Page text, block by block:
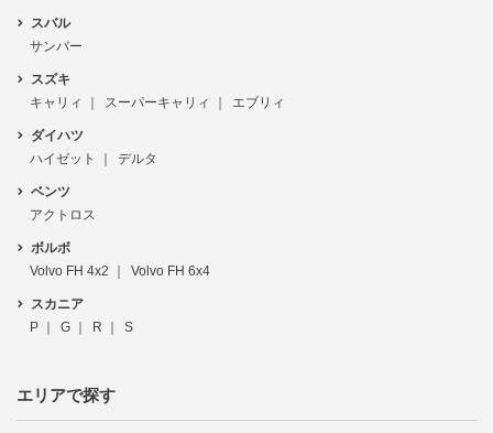
スバル
サンバー
スズキ
キャリィ
スーパーキャリィ エブリィ
ダイハツ
ハイゼット
デルタ
ベンツ
アクトロス
ボルボ
Volvo FH 4x2
Volvo FH 6x4
スカニア
P
G R S
エリアで探す